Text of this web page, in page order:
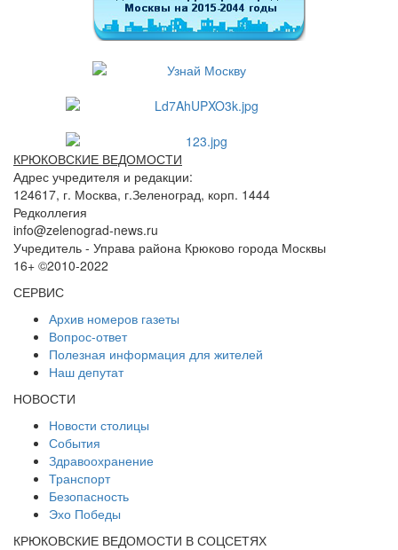
КРЮКОВСКИЕ ВЕДОМОСТИ
Адрес учредителя и редакции:
124617, г. Москва, г.Зеленоград, корп. 1444
Редколлегия
info@zelenograd-news.ru
Учредитель - Управа района Крюково города Москвы
16+ ©2010-2022
СЕРВИС
Архив номеров газеты
Вопрос-ответ
Полезная информация для жителей
Наш депутат
НОВОСТИ
Новости столицы
События
Здравоохранение
Транспорт
Безопасность
Эхо Победы
КРЮКОВСКИЕ ВЕДОМОСТИ В СОЦСЕТЯХ